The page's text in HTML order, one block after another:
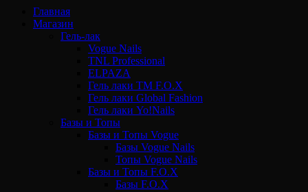
Главная
Магазин
Гель-лак
Vogue Nails
TNL Professional
ELPAZA
Гель лаки ТМ F.O.X
Гель лаки Global Fashion
Гель лаки Yo!Nails
Базы и Топы
Базы и Топы Vogue
Базы Vogue Nails
Топы Vogue Nails
Базы и Топы F.O.X
Базы F.O.X